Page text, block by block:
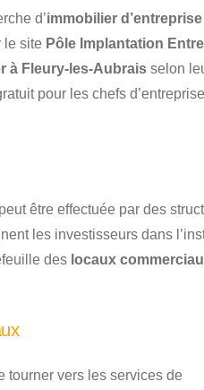
d’immobilier d’entreprise
le site Pôle Implantation
à Fleury-les-Aubrais selon
pour les chefs
être effectuée par des
les investisseurs dans
des locaux
tourner vers les services de